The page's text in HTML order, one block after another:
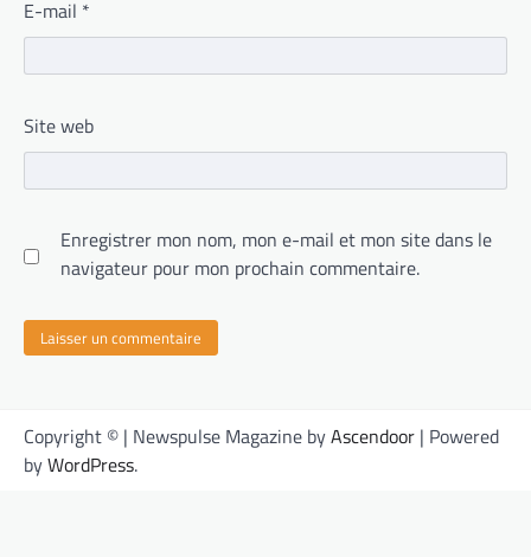
E-mail *
Site web
Enregistrer mon nom, mon e-mail et mon site dans le
navigateur pour mon prochain commentaire.
Copyright © | Newspulse Magazine byAscendoor | Powered
byWordPress.